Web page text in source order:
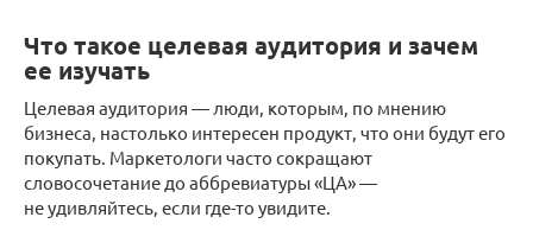
Что такое целевая аудитория и зачем
ее изучать
Целевая аудитория — люди, которым, по мнению
бизнеса, настолько интересен продукт, что они будут его
покупать. Маркетологи часто сокращают
словосочетание до аббревиатуры «ЦА» —
не удивляйтесь, если где-то увидите.